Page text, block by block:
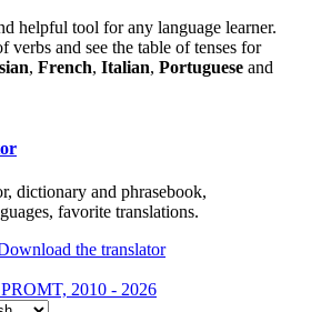
helpful tool for any language learner.
verbs and see the table of tenses for
, French, Italian, Portuguese and
dictionary and phrasebook,
favorite translations.
2010 - 2026